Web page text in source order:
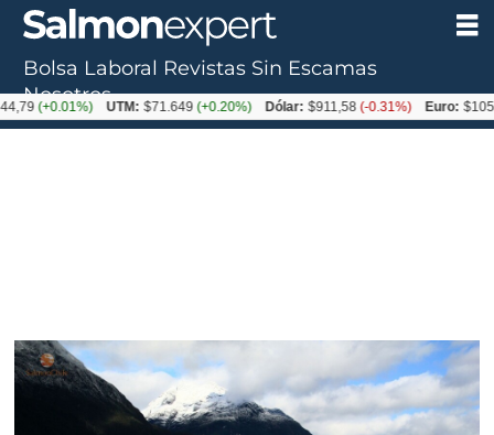
Bolsa Laboral Revistas Sin Escamas
Nosotros
UTM: $71.649(+0.20%) Dólar: $911,58(-0.31%) Euro: $1053,36(-